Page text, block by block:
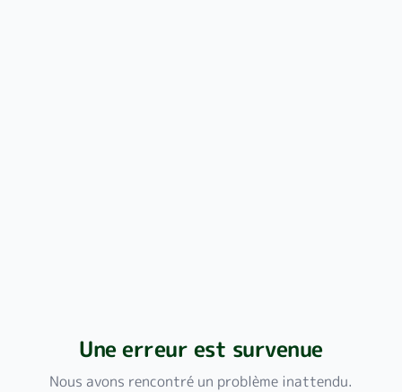
Une erreur est survenue
Nous avons rencontré un problème inattendu.